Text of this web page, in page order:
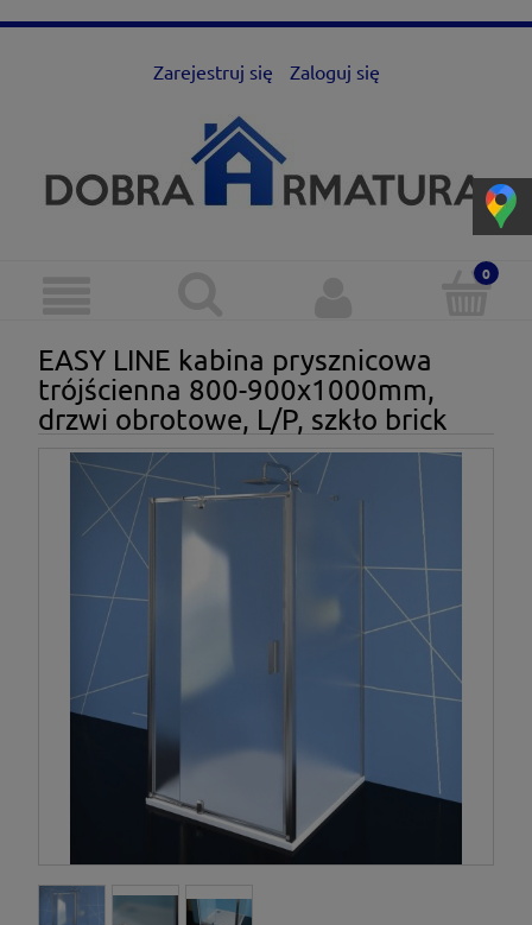
Zarejestruj się Zaloguj się
EASY LINE kabina prysznicowa
trójścienna 800-900x1000mm,
drzwi obrotowe, L/P, szkło brick